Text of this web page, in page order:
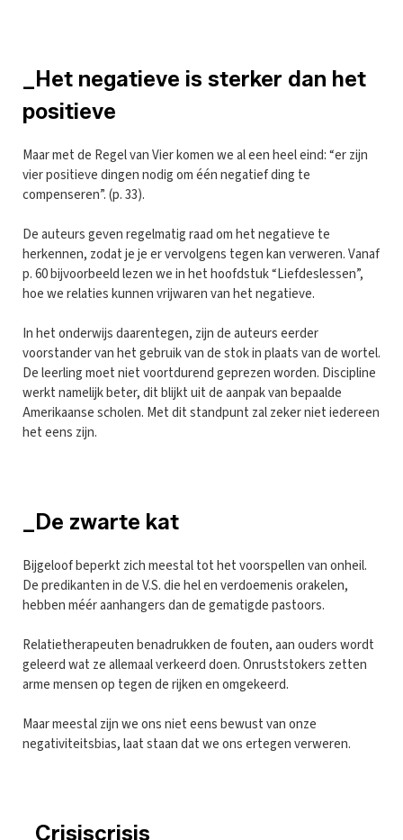
_Het negatieve is sterker dan het
positieve
Maar met de Regel van Vier komen we al een heel eind: “er zijn
vier positieve dingen nodig om één negatief ding te
compenseren”. (p. 33).
De auteurs geven regelmatig raad om het negatieve te
herkennen, zodat je je er vervolgens tegen kan verweren. Vanaf
p. 60 bijvoorbeeld lezen we in het hoofdstuk “Liefdeslessen”,
hoe we relaties kunnen vrijwaren van het negatieve.
In het onderwijs daarentegen, zijn de auteurs eerder
voorstander van het gebruik van de stok in plaats van de wortel.
De leerling moet niet voortdurend geprezen worden. Discipline
werkt namelijk beter, dit blijkt uit de aanpak van bepaalde
Amerikaanse scholen. Met dit standpunt zal zeker niet iedereen
het eens zijn.
_De zwarte kat
Bijgeloof beperkt zich meestal tot het voorspellen van onheil.
De predikanten in de V.S. die hel en verdoemenis orakelen,
hebben méér aanhangers dan de gematigde pastoors.
Relatietherapeuten benadrukken de fouten, aan ouders wordt
geleerd wat ze allemaal verkeerd doen. Onruststokers zetten
arme mensen op tegen de rijken en omgekeerd.
Maar meestal zijn we ons niet eens bewust van onze
negativiteitsbias, laat staan dat we ons ertegen verweren.
_Crisiscrisis